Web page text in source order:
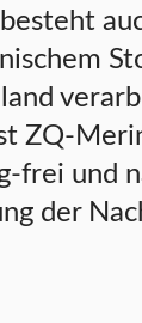
ZQ-
frei und
der